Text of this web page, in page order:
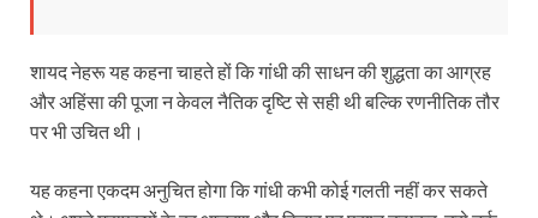
शायद नेहरू यह कहना चाहते हों कि गांधी की साधन की शुद्धता का आग्रह
और अहिंसा की पूजा न केवल नैतिक दृष्टि से सही थी बल्कि रणनीतिक तौर
पर भी उचित थी।
यह कहना एकदम अनुचित होगा कि गांधी कभी कोई गलती नहीं कर सकते